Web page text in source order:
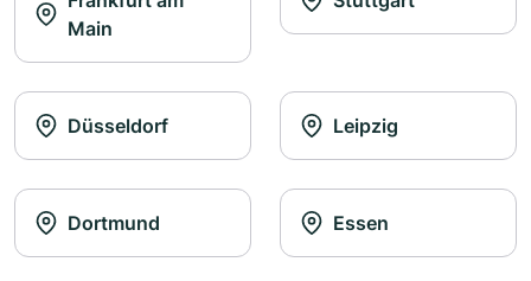
Main
Düsseldorf Leipzig
Dortmund Essen